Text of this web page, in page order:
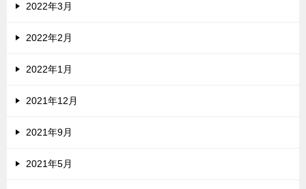
2022年3月
2022年2月
2022年1月
2021年12月
2021年9月
2021年5月